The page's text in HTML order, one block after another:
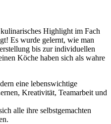
Highlight im Fach
Es wurde gelernt, wie man
bis zur individuellen
Köche haben sich als wahre
eine lebenswichtige
Kreativität, Teamarbeit und
alle ihre selbstgemachten